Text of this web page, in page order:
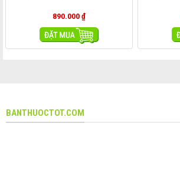
890.000₫
MUA HÀNG
BANTHUOCTOT.COM